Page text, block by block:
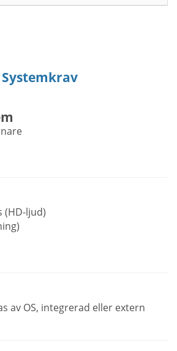
Systemkrav
(HD-ljud)
av OS, integrerad eller extern